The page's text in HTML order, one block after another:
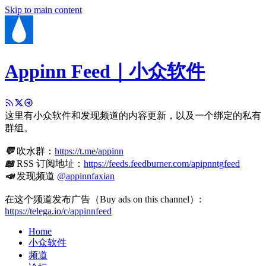
Skip to main content
Appinn Feed｜小众软件
这里有小众软件和发现频道的内容更新，以及一个绑定的私有
群组。
💬吹水群： https://t.me/appinn
📖RSS 订阅地址： https://feeds.feedburner.com/apipnntgfeed
📣发现频道 @appinnfaxian
在这个频道发布广告（Buy ads on this channel）:
https://telega.io/c/appinnfeed
Home
小众软件
频道